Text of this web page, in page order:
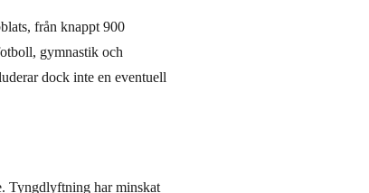
från knappt 900
gymnastik och
dock inte en eventuell
Tyngdlyftning har minskat